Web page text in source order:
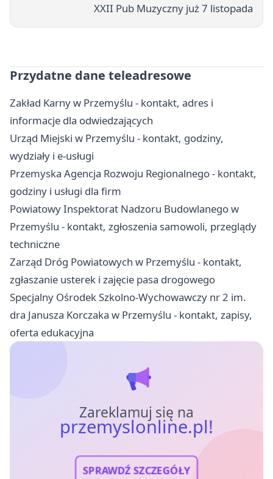
XXII Pub Muzyczny już 7 listopada
Przydatne dane teleadresowe
Zakład Karny w Przemyślu - kontakt, adres i
informacje dla odwiedzających
Urząd Miejski w Przemyślu - kontakt, godziny,
wydziały i e-usługi
Przemyska Agencja Rozwoju Regionalnego - kontakt,
godziny i usługi dla firm
Powiatowy Inspektorat Nadzoru Budowlanego w
Przemyślu - kontakt, zgłoszenia samowoli, przeglądy
techniczne
Zarząd Dróg Powiatowych w Przemyślu - kontakt,
zgłaszanie usterek i zajęcie pasa drogowego
Specjalny Ośrodek Szkolno-Wychowawczy nr 2 im.
dra Janusza Korczaka w Przemyślu - kontakt, zapisy,
oferta edukacyjna
Zareklamuj się na
przemyslonline.pl!
SPRAWDŹ SZCZEGÓŁY